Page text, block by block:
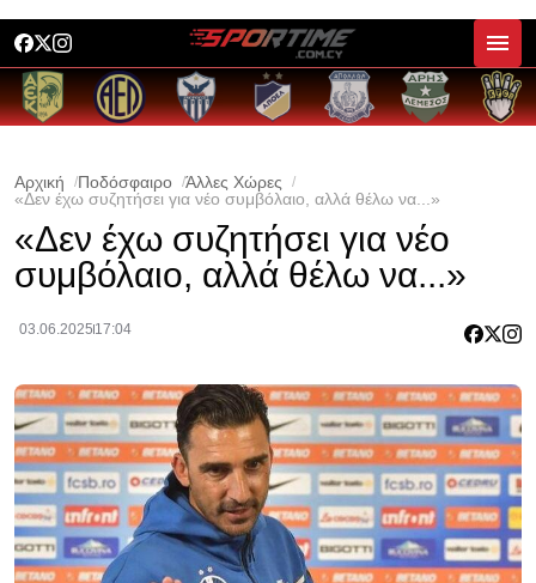
Αρχική Ποδόσφαιρο
Άλλες Χώρες
«Δεν έχω συζητήσει για νέο συμβόλαιο, αλλά θέλω να...»
«Δεν έχω συζητήσει για νέο
συμβόλαιο, αλλά θέλω να...»
03.06.2025 17:04